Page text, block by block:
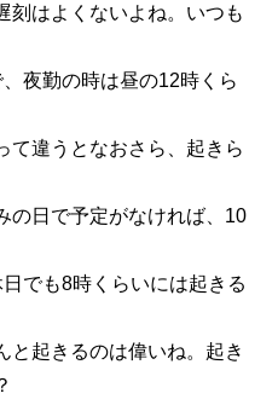
刻はよくないよね。いつも
夜勤の時は昼の12時くら
て違うとなおさら、起きら
の日で予定がなければ、10
でも8時くらいには起きる
と起きるのは偉いね。起き